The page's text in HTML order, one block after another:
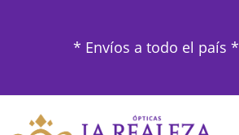
* Envíos a todo el país *